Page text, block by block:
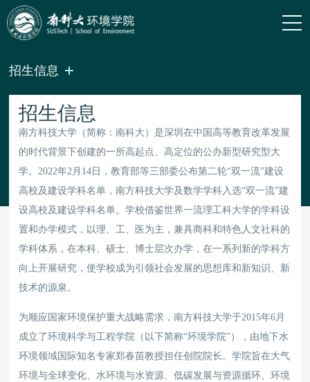
招生信息
招生信息
南方科技大学（简称：南科大）是深圳在中国高等教育改革发展
的时代背景下创建的一所高起点、高定位的公办新型研究型大
学。2022年2月14日，教育部等三部委公布第二轮“双一流”建设
高校及建设学科名单，南方科技大学及数学学科入选“双一流”建
设高校及建设学科名单。学校借鉴世界一流理工科大学的学科设
置和办学模式，以理、工、医为主，兼具商科和特色人文社科的
学科体系，在本科、硕士、博士层次办学，在一系列新的学科方
向上开展研究，使学校成为引领社会发展的思想库和新知识、新
技术的源泉。
为顺应国家环境保护重大战略需求，南方科技大学于2015年6月
成立了环境科学与工程学院（以下简称“环境学院”），由地下水
环境领域国际知名专家郑春苗教授担任创院院长。学院旨在大气
环境与全球变化、水环境与水资源、低碳发展与资源循环、环境